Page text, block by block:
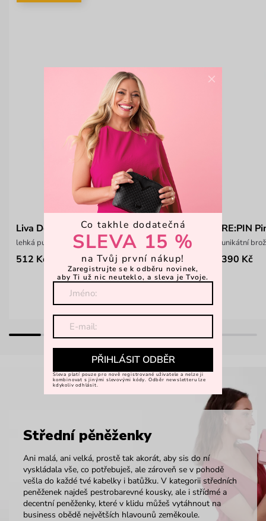
Liva Dotty Pink
lehká puntíkovaná crossbody kabelka
512 Kč
RE:PIN
unikátní brož
390 Kč
Střední pěněženky
Ani malá, ani velká, prostě tak akorát, aby sis do ní
vyskládala vše, co potřebuješ, ale zároveň se v pohodě
vešla do každé tvé kabelky i batůžku. V kategorii středních
peněženek najdeš pestrobarevné kousky, ale i střídmé a
decentní peněženky, které v klidu můžeš vytáhnout na
business obědě největších hlavounů zeměkoule.
×
Co takhle dodatečná
SLEVA 15 %
na Tvůj první nákup!
Zaregistrujte se k odběru novinek,
aby Ti už nic neuteklo, a sleva je Tvoje.
PŘIHLÁSIT ODBĚR
Sleva platí pouze pro nově registrované uživatele a nelze ji
kombinovat s jinými slevovými kódy. Odběr newsletteru lze
kdykoliv odhlásit.